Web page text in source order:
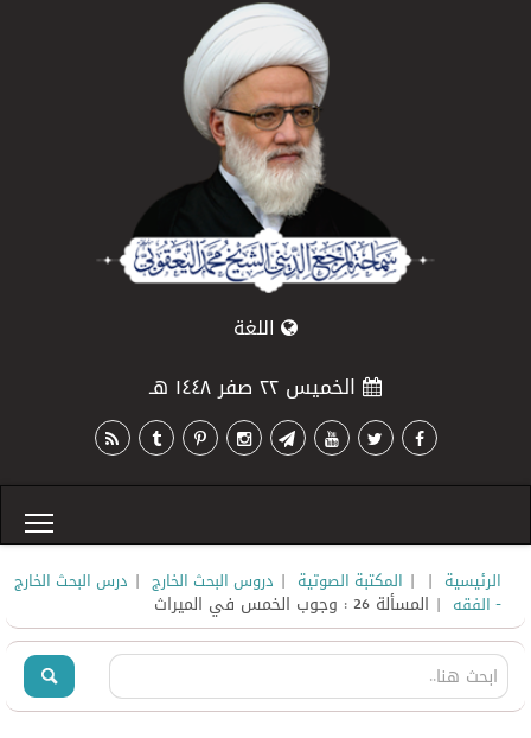
اللغة
الخميس ٢٢ صفر ١٤٤٨ هـ
الرئيسية |
| المكتبة الصوتية | دروس البحث الخارج | درس البحث الخارج
- الفقه | المسألة 26 : وجوب الخمس في الميراث